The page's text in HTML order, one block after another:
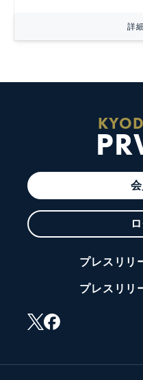
詳
プレスリリ
プレスリリ